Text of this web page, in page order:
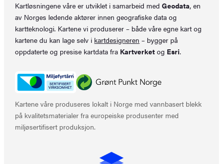
Kartløsningene våre er utviklet i samarbeid medGeodata, en
av Norges ledende aktører innen geografiske data og
kartteknologi. Kartene vi produserer – både våre egne kart og
kartene du kan lage selv i kartdesigneren – bygger på
oppdaterte og presise kartdata fra Kartverket og Esri.
Kartene våre produseres lokalt i Norge med vannbasert blekk
på kvalitetsmaterialer fra europeiske produsenter med
miljøsertifisert produksjon.